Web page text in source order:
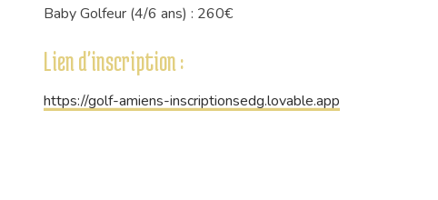
Baby Golfeur (4/6 ans) : 260€
Lien d'inscription :
https://golf-amiens-inscriptionsedg.lovable.app